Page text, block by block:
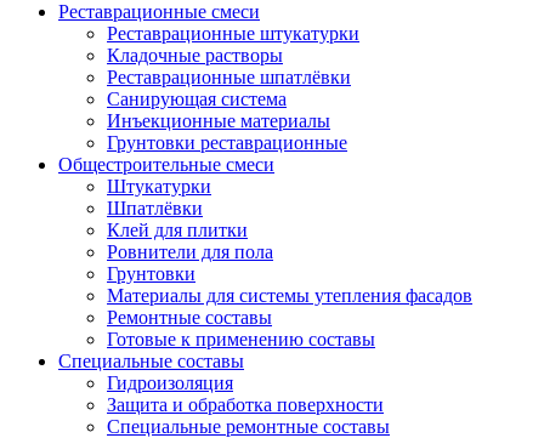
Реставрационные смеси
Реставрационные штукатурки
Кладочные растворы
Реставрационные шпатлёвки
Санирующая система
Инъекционные материалы
Грунтовки реставрационные
Общестроительные смеси
Штукатурки
Шпатлёвки
Клей для плитки
Ровнители для пола
Грунтовки
Материалы для системы утепления фасадов
Ремонтные составы
Готовые к применению составы
Специальные составы
Гидроизоляция
Защита и обработка поверхности
Специальные ремонтные составы